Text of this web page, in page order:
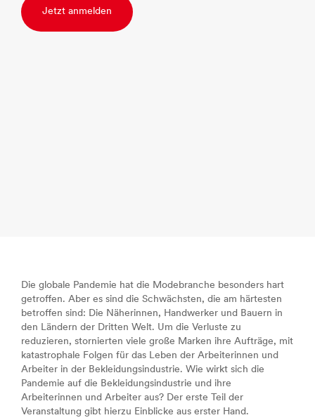
Jetzt anmelden
Die globale Pandemie hat die Modebranche besonders hart
getroffen. Aber es sind die Schwächsten, die am härtesten
betroffen sind: Die Näherinnen, Handwerker und Bauern in
den Ländern der Dritten Welt. Um die Verluste zu
reduzieren, stornierten viele große Marken ihre Aufträge, mit
katastrophale Folgen für das Leben der Arbeiterinnen und
Arbeiter in der Bekleidungsindustrie. Wie wirkt sich die
Pandemie auf die Bekleidungsindustrie und ihre
Arbeiterinnen und Arbeiter aus? Der erste Teil der
Veranstaltung gibt hierzu Einblicke aus erster Hand.